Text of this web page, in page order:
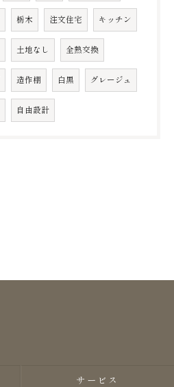
栃木 注文住宅 キッチン
土地なし 全熱交換
造作棚 白黒 グレージュ
自由設計
サービス